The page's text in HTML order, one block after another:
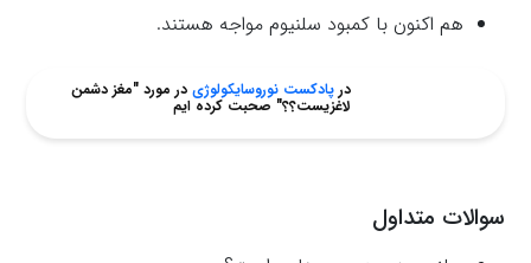
هم اکنون با کمبود سلنیوم مواجه هستند.
درپادکست نوروسایکولوژی در مورد "مغز دشمن
لاغزیست؟؟" صحبت کرده ایم
سوالات متداول